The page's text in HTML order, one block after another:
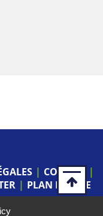
COOKIES
PLAN DU SITE